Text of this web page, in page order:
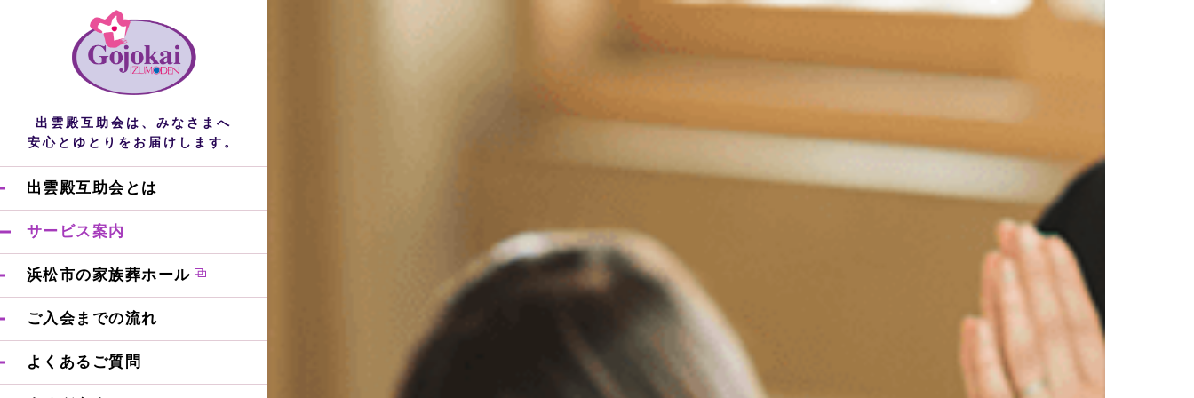
出雲殿互助会は、みなさまへ
安心とゆとりをお届けします。
出雲殿互助会とは
サービス案内
浜松市の家族葬ホール
ご入会までの流れ
よくあるご質問